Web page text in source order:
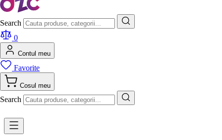
Search
0
Contul meu
Favorite
Cosul meu
Search